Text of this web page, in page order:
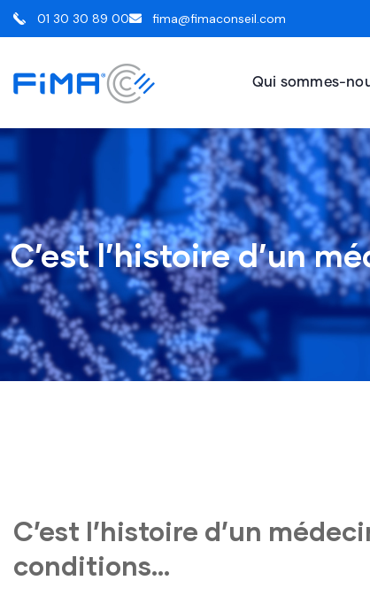
01 30 30 89 00 fima@fimaconseil.com
Qui sommes-
C’est l’histoire d’un
C’est l’histoire d’un
conditions…